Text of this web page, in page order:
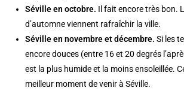
Séville en octobre. Il fait encore très bon.
d’automne viennent rafraîchir la ville.
Séville en novembre et décembre. Si les
encore douces (entre 16 et 20 degrés
est la plus humide et la moins ensoleillée.
meilleur moment de venir à Séville.